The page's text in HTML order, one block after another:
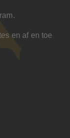
en af en toe